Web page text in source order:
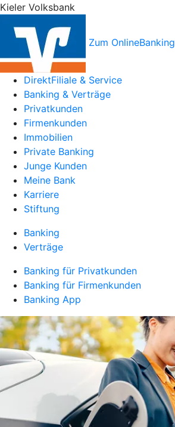
Kieler Volksbank
Zum OnlineBanking
DirektFiliale & Service
Banking & Verträge
Privatkunden
Firmenkunden
Immobilien
Private Banking
Junge Kunden
Meine Bank
Karriere
Stiftung
Banking
Verträge
Banking für Privatkunden
Banking für Firmenkunden
Banking App